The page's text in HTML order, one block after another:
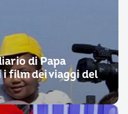
di Papa
film dei viaggi del